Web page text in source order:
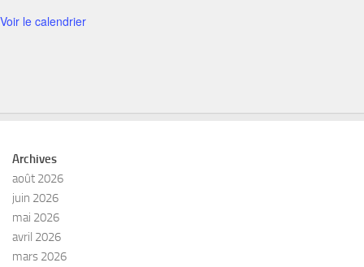
Voir le calendrier
Archives
août 2026
juin 2026
mai 2026
avril 2026
mars 2026